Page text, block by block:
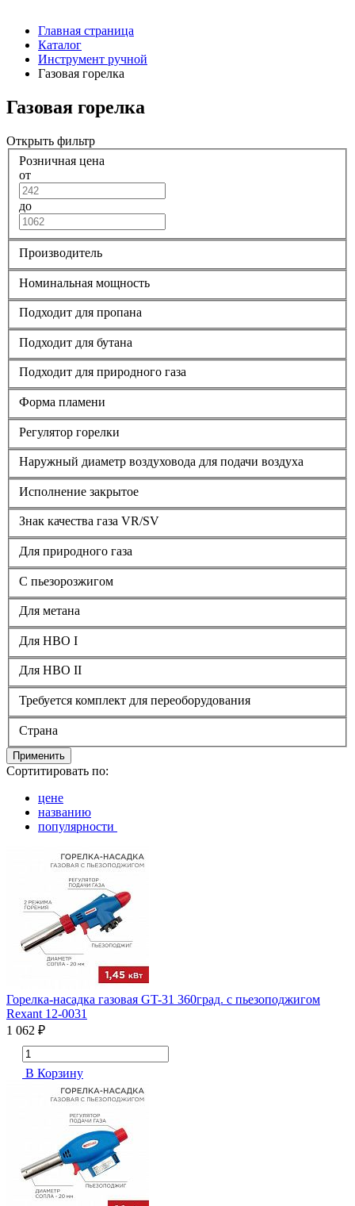
Главная страница
Каталог
Инструмент ручной
Газовая горелка
Газовая горелка
Открыть фильтр
Розничная цена
от
до
Производитель
Номинальная мощность
Подходит для пропана
Подходит для бутана
Подходит для природного газа
Форма пламени
Регулятор горелки
Наружный диаметр воздуховода для подачи воздуха
Исполнение закрытое
Знак качества газа VR/SV
Для природного газа
С пьезорозжигом
Для метана
Для HBO I
Для HBO II
Требуется комплект для переоборудования
Страна
Применить
Сортитировать по:
цене
названию
популярности
Горелка-насадка газовая GT-31 360град. с пьезоподжигом
Rexant 12-0031
1 062 ₽
В Корзину